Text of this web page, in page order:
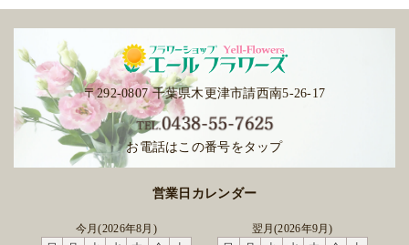
〒292-0807 千葉県木更津市請西南5-26-17
お電話はこの番号をタップ
営業日カレンダー
今月(2026年8月)
翌月(2026年9月)